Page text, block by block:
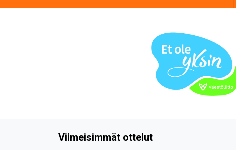
Viimeisimmät ottelut